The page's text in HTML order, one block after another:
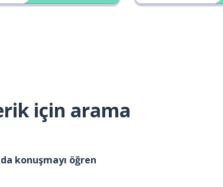
için arama
konuşmayı öğren